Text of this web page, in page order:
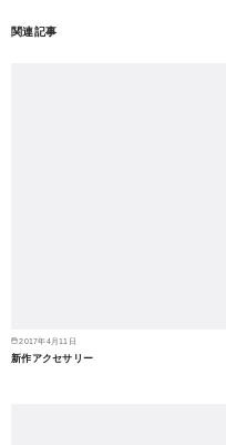
関連記事
2017年4月11日
新作アクセサリー